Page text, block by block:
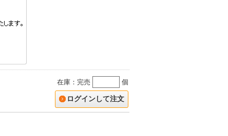
在庫：完売 個
ログインして注文